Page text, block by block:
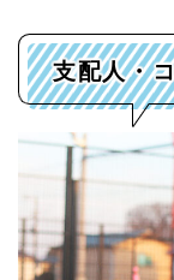
支配人・